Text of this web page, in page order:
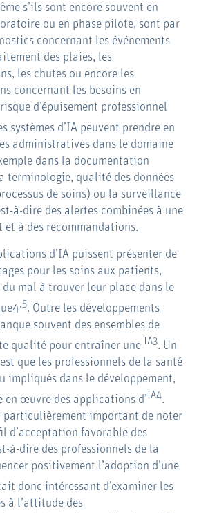
s’ils sont encore souvent en
ou en phase pilote, sont par
concernant les événements
des plaies, les
les chutes ou encore les
concernant les besoins en
d’épuisement professionnel
systèmes d’IA peuvent prendre en
administratives dans le domaine
dans la documentation
terminologie, qualité des données
de soins) ou la surveillance
à-dire des alertes combinées à une
et à des recommandations.
d’IA puissent présenter de
pour les soins aux patients,
du mal à trouver leur place dans le
,5. Outre les développements
souvent des ensembles de
qualité pour entraîner une IA3. Un
que les professionnels de la santé
impliqués dans le développement,
en œuvre des applications d’IA4.
particulièrement important de noter
d’acceptation favorable des
à-dire des professionnels de la
positivement l’adoption d’une
donc intéressant d’examiner les
à l’attitude des